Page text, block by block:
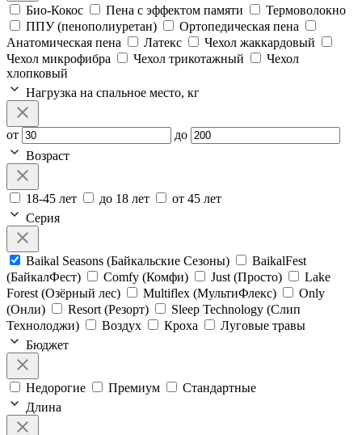
Био-Кокос Пена с эффектом памяти
Термоволокно
ППУ (пенополиуретан)
Ортопедическая пена
Анатомическая пена
Латекс
Чехол жаккардовый
Чехол микрофибра
Чехол трикотажный
Чехол
хлопковый
Нагрузка на спальное место, кг
от
до
Возраст
18-45 лет до 18 лет
от 45 лет
Серия
Baikal Seasons (Байкальские Сезоны)
BaikalFest
(БайкалФест)
Comfy (Комфи) Just (Просто)
Lake
Forest (Озёрный лес)
Multiflex (МультиФлекс)
Only
(Онли)
Resort (Резорт)
Sleep Technology (Слип
Технолоджи)
Воздух Кроха
Луговые травы
Бюджет
Недорогие Премиум
Стандартные
Длина